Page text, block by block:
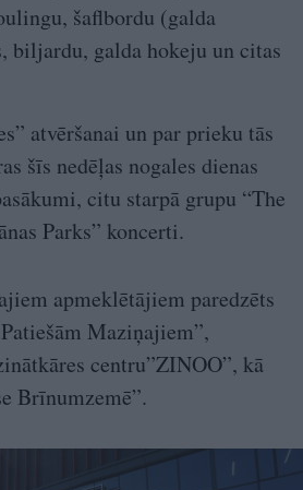
šaflbordu (galda
biljardu, galda hokeju un citas
atvēršanai un par prieku tās
šīs nedēļas nogales dienas
citu starpā grupu “The
Parks” koncerti.
apmeklētājiem paredzēts
Maziņajiem”,
centru”ZINOO”, kā
Brīnumzemē”.